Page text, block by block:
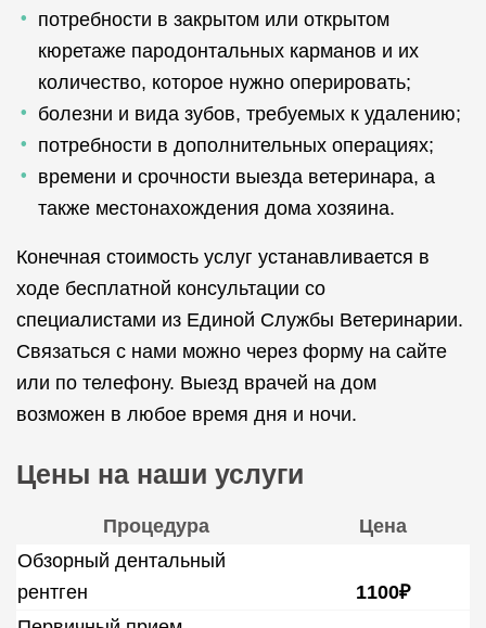
потребности в закрытом или открытом
кюретаже пародонтальных карманов и их
количество, которое нужно оперировать;
болезни и вида зубов, требуемых к удалению;
потребности в дополнительных операциях;
времени и срочности выезда ветеринара, а
также местонахождения дома хозяина.
Конечная стоимость услуг устанавливается в
ходе бесплатной консультации со
специалистами из Единой Службы Ветеринарии.
Связаться с нами можно через форму на сайте
или по телефону. Выезд врачей на дом
возможен в любое время дня и ночи.
Цены на наши услуги
Процедура
Цена
Обзорный дентальный
рентген
1100₽